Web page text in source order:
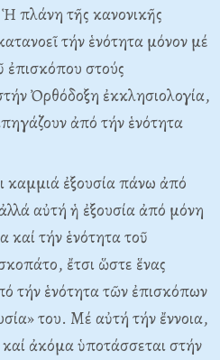
πλάνη τῆς κανονικῆς
τήν ἑνότητα μόνον μέ
ἐπισκόπου στούς
Ὀρθόδοξη ἐκκλησιολογία,
ἀπό τήν ἑνότητα
καμμιά ἐξουσία πάνω ἀπό
αὐτή ἡ ἐξουσία ἀπό μόνη
καί τήν ἑνότητα τοῦ
ἔτσι ὥστε ἕνας
τήν ἑνότητα τῶν ἐπισκόπων
του. Μέ αὐτή τήν ἔννοια,
ἀκόμα ὑποτάσσεται στήν